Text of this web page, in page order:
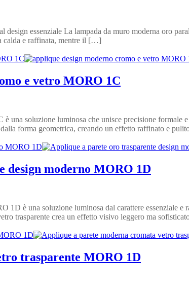
essenziale La lampada da muro moderna oro
calda e raffinata, mentre il […]
e vetro MORO 1C
una soluzione luminosa che unisce precisione
forma geometrica, creando un effetto raffinato e
design moderno MORO 1D
1D è una soluzione luminosa dal carattere essenziale
trasparente crea un effetto visivo leggero ma
trasparente MORO 1D